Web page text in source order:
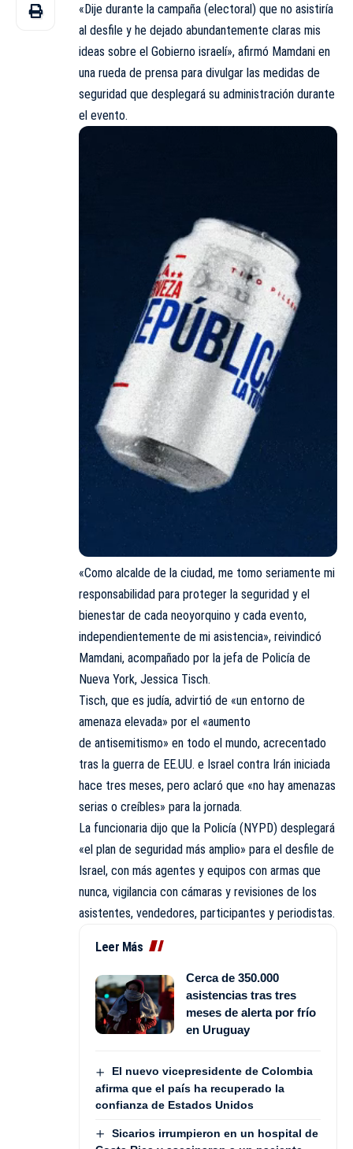
«Dije durante la campaña (electoral) que no asistiría
al desfile y he dejado abundantemente claras mis
ideas sobre el Gobierno israelí», afirmó Mamdani en
una rueda de prensa para divulgar las medidas de
seguridad que desplegará su administración durante
el evento.
«Como alcalde de la ciudad, me tomo seriamente mi
responsabilidad para proteger la seguridad y el
bienestar de cada neoyorquino y cada evento,
independientemente de mi asistencia», reivindicó
Mamdani, acompañado por la jefa de Policía de
Nueva York, Jessica Tisch.
Tisch, que es judía, advirtió de «un entorno de
amenaza elevada» por el «aumento
de antisemitismo» en todo el mundo, acrecentado
tras la guerra de EE.UU. e Israel contra Irán iniciada
hace tres meses, pero aclaró que «no hay amenazas
serias o creíbles» para la jornada.
La funcionaria dijo que la Policía (NYPD) desplegará
«el plan de seguridad más amplio» para el desfile de
Israel, con más agentes y equipos con armas que
nunca, vigilancia con cámaras y revisiones de los
asistentes, vendedores, participantes y periodistas.
Leer Más
Cerca de 350.000
asistencias tras tres
meses de alerta por frío
en Uruguay
El nuevo vicepresidente de Colombia
afirma que el país ha recuperado la
confianza de Estados Unidos
Sicarios irrumpieron en un hospital de